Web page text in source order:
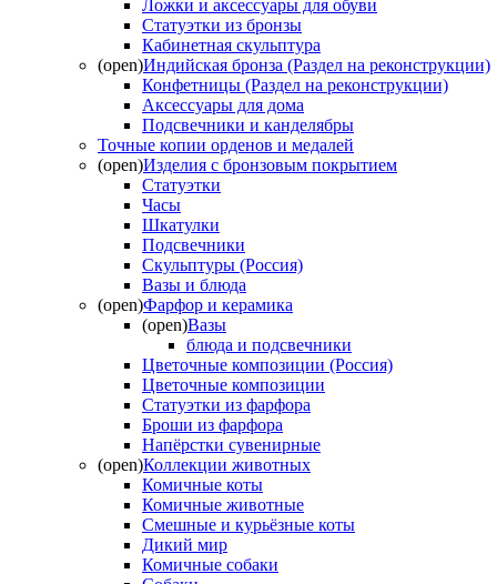
Ложки и аксессуары для обуви
Статуэтки из бронзы
Кабинетная скульптура
(open)Индийская бронза (Раздел на реконструкции)
Конфетницы (Раздел на реконструкции)
Аксессуары для дома
Подсвечники и канделябры
Точные копии орденов и медалей
(open)Изделия с бронзовым покрытием
Статуэтки
Часы
Шкатулки
Подсвечники
Скульптуры (Россия)
Вазы и блюда
(open)Фарфор и керамика
(open)Вазы
блюда и подсвечники
Цветочные композиции (Россия)
Цветочные композиции
Статуэтки из фарфора
Броши из фарфора
Напёрстки сувенирные
(open)Коллекции животных
Комичные коты
Комичные животные
Смешные и курьёзные коты
Дикий мир
Комичные собаки